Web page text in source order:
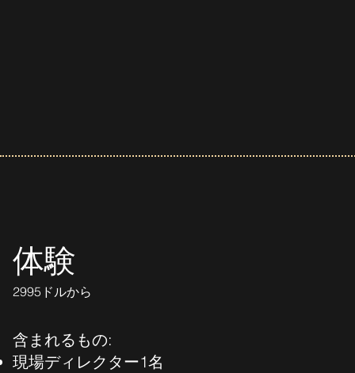
体験
2995ドルから
現場ディレクター1名
含まれるもの: